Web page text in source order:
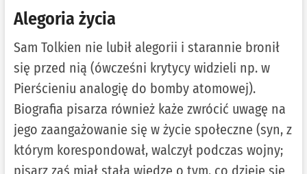
Alegoria życia
Sam Tolkien nie lubił alegorii i starannie bronił
się przed nią (ówcześni krytycy widzieli np. w
Pierścieniu analogię do bomby atomowej).
Biografia pisarza również każe zwrócić uwagę na
jego zaangażowanie się w życie społeczne (syn, z
którym korespondował, walczył podczas wojny;
pisarz zaś miał stałą wiedzę o tym, co dzieje się